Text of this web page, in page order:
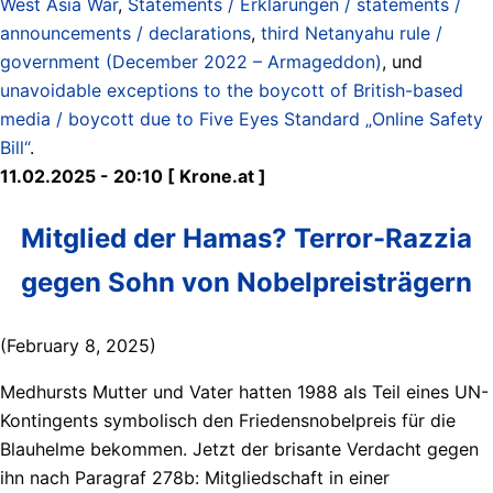
announcements / declarations, third Netanyahu rule /
government (December 2022 – Armageddon), und
unavoidable exceptions to the boycott of British-based
media / boycott due to Five Eyes Standard „Online Safety
Bill“.
11.02.2025 - 20:10 [ Krone.at ]
Mitglied der Hamas? Terror-Razzia
gegen Sohn von Nobelpreisträgern
(February 8, 2025)
Medhursts Mutter und Vater hatten 1988 als Teil eines UN-
Kontingents symbolisch den Friedensnobelpreis für die
Blauhelme bekommen. Jetzt der brisante Verdacht gegen
ihn nach Paragraf 278b: Mitgliedschaft in einer